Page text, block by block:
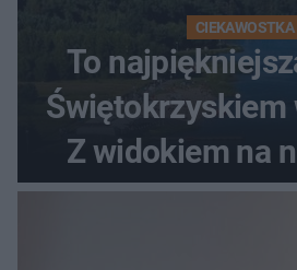
CIEKAWOSTKA
To
Świętokrzyskiem
Z widokiem na
szczyt Gór